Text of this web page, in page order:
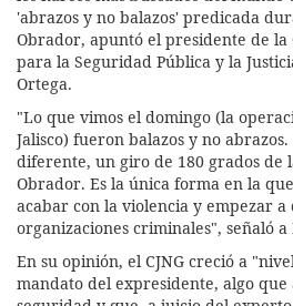
'abrazos y no balazos' predicada
Obrador, apuntó el presidente de la
para la Seguridad Pública y la
Ortega.
"Lo que vimos el domingo (la
Jalisco) fueron balazos y no
diferente, un giro de 180 grados de
Obrador. Es la única forma en la
acabar con la violencia y empezar a
organizaciones criminales", señaló a
En su opinión, el CJNG creció a
mandato del expresidente, algo que